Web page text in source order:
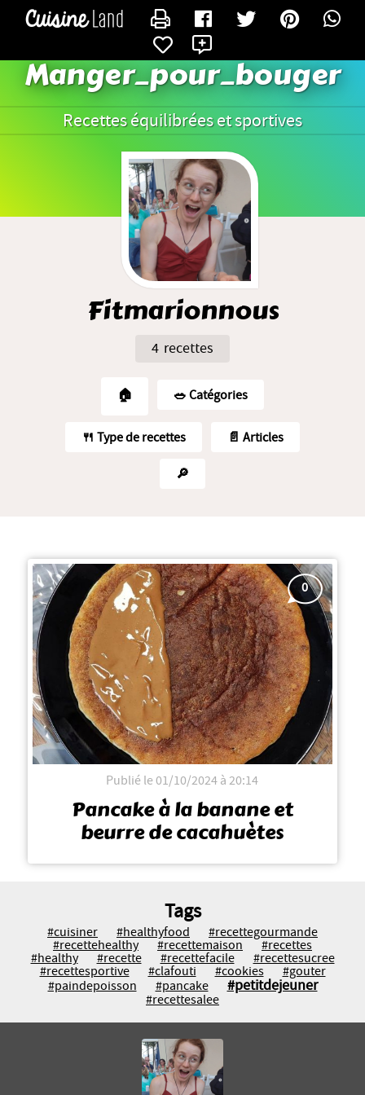
Manger_pour_bouger
Recettes équilibrées et sportives
Fitmarionnous
4 recettes
🏠 🥗️ Catégories
🍴 Type de recettes 📄 Articles
🔎
Publié le 01/10/2024 à 20:14
Pancake à la banane et
beurre de cacahuètes
0
Tags
#cuisiner #healthyfood
#recettegourmande
#recettehealthy
#recettemaison
#recettes
#healthy
#recette #recettefacile
#recettesucree
#recettesportive
#clafouti #cookies
#gouter
#paindepoisson
#pancake #petitdejeuner
#recettesalee
CONTACTER FITMARIONNOUS